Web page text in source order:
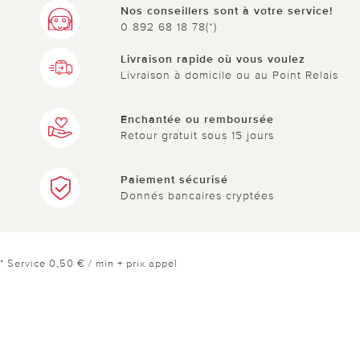
Nos conseillers sont à votre service!
0 892 68 18 78(*)
Livraison rapide où vous voulez
Livraison à domicile ou au Point Relais
Enchantée ou remboursée
Retour gratuit sous 15 jours
Paiement sécurisé
Donnés bancaires cryptées
* Service 0,50 € / min + prix appel